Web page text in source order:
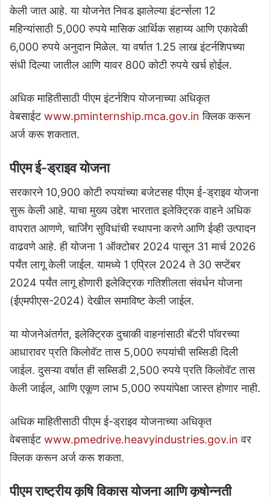
केली जात आहे. या योजनेत निवड झालेल्या इंटर्न्सला 12
महिन्यांसाठी 5,000 रुपये मासिक आर्थिक सहाय्य आणि एकावेळी
6,000 रुपये अनुदान मिळेल. या वर्षात 1.25 लाख इंटर्नशिपच्या
संधी दिल्या जातील आणि यावर 800 कोटी रुपये खर्च होईल.
अधिक माहितीसाठी पीएम इंटर्नशिप योजनाच्या अधिकृत
वेबसाईटwww.pminternship.mca.gov.inक्लिक करून
अर्ज करू शकतात.
पीएम ई-ड्राइव योजना
सरकारने 10,900 कोटी रुपयांच्या बजेटसह पीएम ई-ड्राइव योजना
सुरू केली आहे. याचा मुख्य उद्देश भारतात इलेक्ट्रिक वाहने अधिक
वापरात आणणे, चार्जिंग सुविधांची स्थापना करणे आणि ईव्ही उत्पादन
वाढवणे आहे. ही योजना 1 ऑक्टोबर 2024 पासून 31 मार्च 2026
पर्यंत लागू केली जाईल. यामध्ये 1 एप्रिल 2024 ते 30 सप्टेंबर
2024 पर्यंत लागू होणारी इलेक्ट्रिक गतिशीलता संवर्धन योजना
(ईएमपीएस-2024) देखील समाविष्ट केली जाईल.
या योजनेअंतर्गत, इलेक्ट्रिक दुचाकी वाहनांसाठी बॅटरी पॉवरच्या
आधारावर प्रति किलोवॅट तास 5,000 रुपयांची सब्सिडी दिली
जाईल. दुसऱ्या वर्षात ही सब्सिडी 2,500 रुपये प्रति किलोवॅट तास
केली जाईल, आणि एकूण लाभ 5,000 रुपयांपेक्षा जास्त होणार नाही.
अधिक माहितीसाठी पीएम ई-ड्राइव योजनाच्या अधिकृत
वेबसाईटwww.pmedrive.heavyindustries.gov.in वर
क्लिक करून अर्ज करू शकता.
पीएम राष्ट्रीय कृषि विकास योजना आणि कृषोन्नती